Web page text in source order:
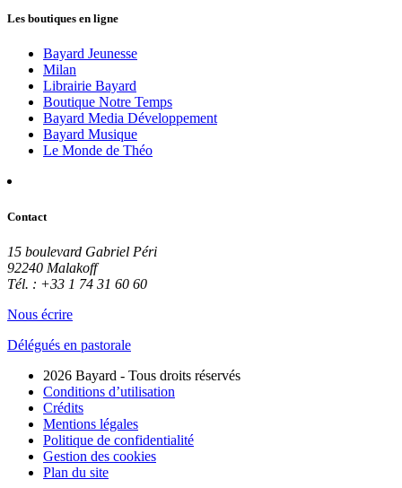
Les boutiques en ligne
Bayard Jeunesse
Milan
Librairie Bayard
Boutique Notre Temps
Bayard Media Développement
Bayard Musique
Le Monde de Théo
Contact
15 boulevard Gabriel Péri
92240 Malakoff
Tél. : +33 1 74 31 60 60
Nous écrire
Délégués en pastorale
2026 Bayard - Tous droits réservés
Conditions d’utilisation
Crédits
Mentions légales
Politique de confidentialité
Gestion des cookies
Plan du site